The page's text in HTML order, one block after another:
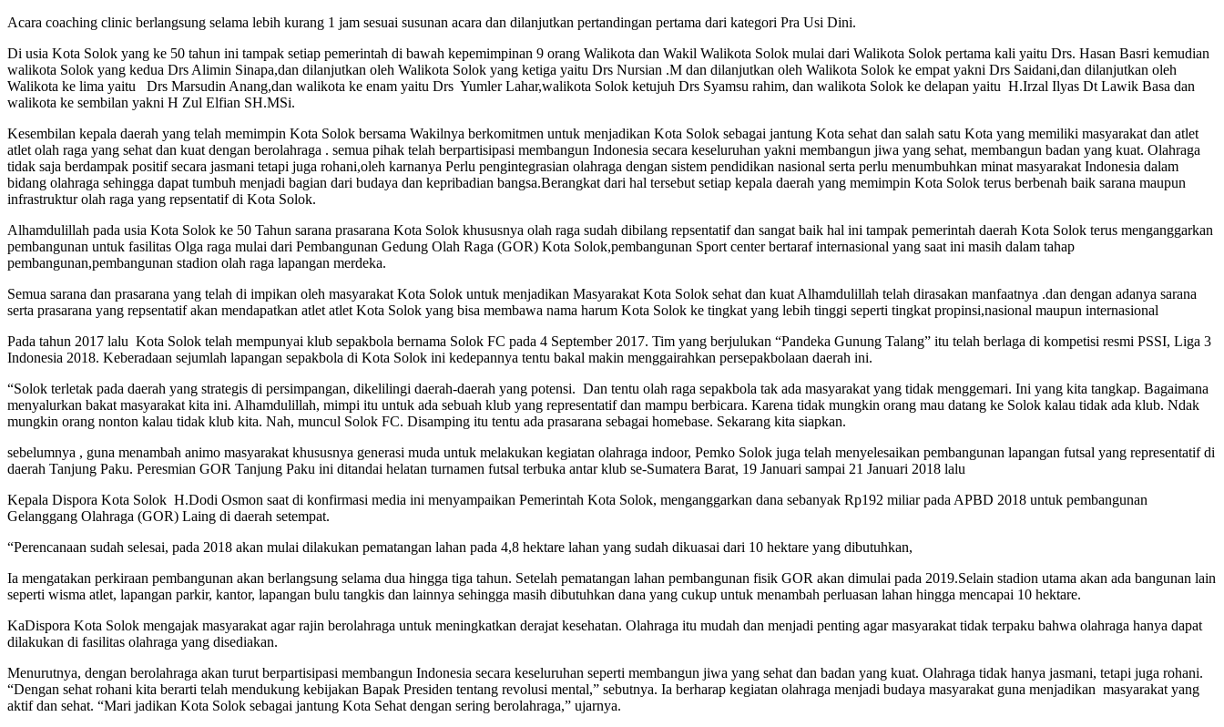
Acara coaching clinic berlangsung selama lebih kurang 1 jam sesuai susunan acara dan dilanjutkan pertandingan pertama dari kategori Pra Usi Dini.
Di usia Kota Solok yang ke 50 tahun ini tampak setiap pemerintah di bawah kepemimpinan 9 orang Walikota dan Wakil Walikota Solok mulai dari Walikota Solok pertama kali yaitu Drs. Hasan Basri kemudian
walikota Solok yang kedua Drs Alimin Sinapa,dan dilanjutkan oleh Walikota Solok yang ketiga yaitu Drs Nursian .M dan dilanjutkan oleh Walikota Solok ke empat yakni Drs Saidani,dan dilanjutkan oleh
Walikota ke lima yaitu Drs Marsudin Anang,dan walikota ke enam yaitu Drs Yumler Lahar,walikota Solok ketujuh Drs Syamsu rahim, dan walikota Solok ke delapan yaitu H.Irzal Ilyas Dt Lawik Basa dan
walikota ke sembilan yakni H Zul Elfian SH.MSi.
Kesembilan kepala daerah yang telah memimpin Kota Solok bersama Wakilnya berkomitmen untuk menjadikan Kota Solok sebagai jantung Kota sehat dan salah satu Kota yang memiliki masyarakat dan atlet
atlet olah raga yang sehat dan kuat dengan berolahraga . semua pihak telah berpartisipasi membangun Indonesia secara keseluruhan yakni membangun jiwa yang sehat, membangun badan yang kuat. Olahraga
tidak saja berdampak positif secara jasmani tetapi juga rohani,oleh karnanya Perlu pengintegrasian olahraga dengan sistem pendidikan nasional serta perlu menumbuhkan minat masyarakat Indonesia dalam
bidang olahraga sehingga dapat tumbuh menjadi bagian dari budaya dan kepribadian bangsa.Berangkat dari hal tersebut setiap kepala daerah yang memimpin Kota Solok terus berbenah baik sarana maupun
infrastruktur olah raga yang repsentatif di Kota Solok.
Alhamdulillah pada usia Kota Solok ke 50 Tahun sarana prasarana Kota Solok khususnya olah raga sudah dibilang repsentatif dan sangat baik hal ini tampak pemerintah daerah Kota Solok terus menganggarkan
pembangunan untuk fasilitas Olga raga mulai dari Pembangunan Gedung Olah Raga (GOR) Kota Solok,pembangunan Sport center bertaraf internasional yang saat ini masih dalam tahap
pembangunan,pembangunan stadion olah raga lapangan merdeka.
Semua sarana dan prasarana yang telah di impikan oleh masyarakat Kota Solok untuk menjadikan Masyarakat Kota Solok sehat dan kuat Alhamdulillah telah dirasakan manfaatnya .dan dengan adanya sarana
serta prasarana yang repsentatif akan mendapatkan atlet atlet Kota Solok yang bisa membawa nama harum Kota Solok ke tingkat yang lebih tinggi seperti tingkat propinsi,nasional maupun internasional
Pada tahun 2017 lalu Kota Solok telah mempunyai klub sepakbola bernama Solok FC pada 4 September 2017. Tim yang berjulukan “Pandeka Gunung Talang” itu telah berlaga di kompetisi resmi PSSI, Liga 3
Indonesia 2018. Keberadaan sejumlah lapangan sepakbola di Kota Solok ini kedepannya tentu bakal makin menggairahkan persepakbolaan daerah ini.
“Solok terletak pada daerah yang strategis di persimpangan, dikelilingi daerah-daerah yang potensi. Dan tentu olah raga sepakbola tak ada masyarakat yang tidak menggemari. Ini yang kita tangkap. Bagaimana
menyalurkan bakat masyarakat kita ini. Alhamdulillah, mimpi itu untuk ada sebuah klub yang representatif dan mampu berbicara. Karena tidak mungkin orang mau datang ke Solok kalau tidak ada klub. Ndak
mungkin orang nonton kalau tidak klub kita. Nah, muncul Solok FC. Disamping itu tentu ada prasarana sebagai homebase. Sekarang kita siapkan.
sebelumnya , guna menambah animo masyarakat khususnya generasi muda untuk melakukan kegiatan olahraga indoor, Pemko Solok juga telah menyelesaikan pembangunan lapangan futsal yang representatif di
daerah Tanjung Paku. Peresmian GOR Tanjung Paku ini ditandai helatan turnamen futsal terbuka antar klub se-Sumatera Barat, 19 Januari sampai 21 Januari 2018 lalu
Kepala Dispora Kota Solok H.Dodi Osmon saat di konfirmasi media ini menyampaikan Pemerintah Kota Solok, menganggarkan dana sebanyak Rp192 miliar pada APBD 2018 untuk pembangunan
Gelanggang Olahraga (GOR) Laing di daerah setempat.
“Perencanaan sudah selesai, pada 2018 akan mulai dilakukan pematangan lahan pada 4,8 hektare lahan yang sudah dikuasai dari 10 hektare yang dibutuhkan,
Ia mengatakan perkiraan pembangunan akan berlangsung selama dua hingga tiga tahun. Setelah pematangan lahan pembangunan fisik GOR akan dimulai pada 2019.Selain stadion utama akan ada bangunan lain
seperti wisma atlet, lapangan parkir, kantor, lapangan bulu tangkis dan lainnya sehingga masih dibutuhkan dana yang cukup untuk menambah perluasan lahan hingga mencapai 10 hektare.
KaDispora Kota Solok mengajak masyarakat agar rajin berolahraga untuk meningkatkan derajat kesehatan. Olahraga itu mudah dan menjadi penting agar masyarakat tidak terpaku bahwa olahraga hanya dapat
dilakukan di fasilitas olahraga yang disediakan.
Menurutnya, dengan berolahraga akan turut berpartisipasi membangun Indonesia secara keseluruhan seperti membangun jiwa yang sehat dan badan yang kuat. Olahraga tidak hanya jasmani, tetapi juga rohani.
“Dengan sehat rohani kita berarti telah mendukung kebijakan Bapak Presiden tentang revolusi mental,” sebutnya. Ia berharap kegiatan olahraga menjadi budaya masyarakat guna menjadikan masyarakat yang
aktif dan sehat. “Mari jadikan Kota Solok sebagai jantung Kota Sehat dengan sering berolahraga,” ujarnya.